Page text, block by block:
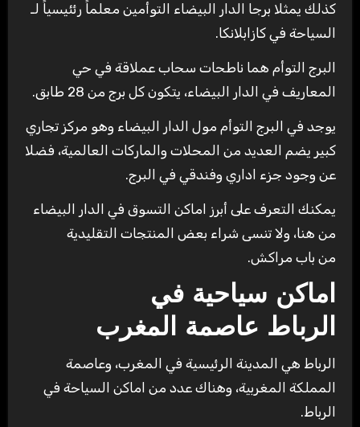
كذلك يمثلا برجا الدار البيضاء التوأمين معلماً رئئيسياً لـ
السياحة في كازابلانكا.
البرج التوأم هما ناطحات سحاب عملاقة في حي
المعاريف في الدار البيضاء، يتكون كل برج من 28 طابق.
يوجد في البرج التوأم مول الدار البيضاء وهو مركز تجاري
كبير يضم العديد من المحلات والماركات العالمية، فضلا
عن وجود جزء اداري وفندقي في البرج.
يمكنك التعرف على أبرز اماكن التسوق في الدار البيضاء
من هنا، ولا تنسى شراء بعض المنتجات التقليدية
من باب مراكش.
اماكن سياحية في
الرباط عاصمة المغرب
الرباط هي المدينة الرئيسية في المغرب، وعاصمة
المملكة المغربية، وهناك عدد من اماكن السياحة في
الرباط.